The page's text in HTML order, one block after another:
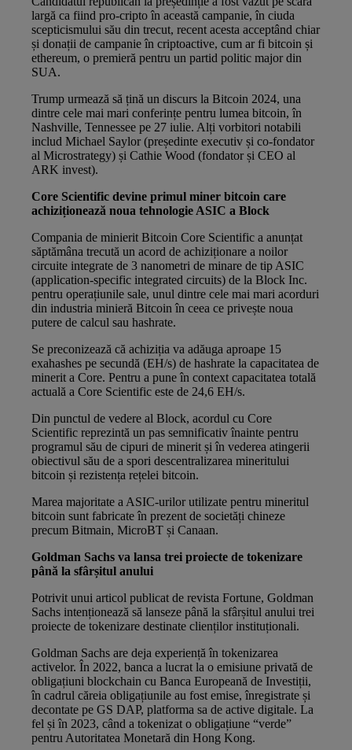
largă ca fiind pro-cripto în această campanie, în ciuda
scepticismului său din trecut, recent acesta acceptând chiar
și donații de campanie în criptoactive, cum ar fi bitcoin și
ethereum, o premieră pentru un partid politic major din
SUA.
Trump urmează să țină un discurs la Bitcoin 2024, una
dintre cele mai mari conferințe pentru lumea bitcoin, în
Nashville, Tennessee pe 27 iulie. Alți vorbitori notabili
includ Michael Saylor (președinte executiv și co-fondator
al Microstrategy) și Cathie Wood (fondator și CEO al
ARK invest).
Core Scientific devine primul miner bitcoin care
achiziționează noua tehnologie ASIC a Block
Compania de minierit Bitcoin Core Scientific a anunțat
săptămâna trecută un acord de achiziționare a noilor
circuite integrate de 3 nanometri de minare de tip ASIC
(application-specific integrated circuits) de la Block Inc.
pentru operațiunile sale, unul dintre cele mai mari acorduri
din industria minieră Bitcoin în ceea ce privește noua
putere de calcul sau hashrate.
Se preconizează că achiziția va adăuga aproape 15
exahashes pe secundă (EH/s) de hashrate la capacitatea de
minerit a Core. Pentru a pune în context capacitatea totală
actuală a Core Scientific este de 24,6 EH/s.
Din punctul de vedere al Block, acordul cu Core
Scientific reprezintă un pas semnificativ înainte pentru
programul său de cipuri de minerit și în vederea atingerii
obiectivul său de a spori descentralizarea mineritului
bitcoin și rezistența rețelei bitcoin.
Marea majoritate a ASIC-urilor utilizate pentru mineritul
bitcoin sunt fabricate în prezent de societăți chineze
precum Bitmain, MicroBT și Canaan.
Goldman Sachs va lansa trei proiecte de tokenizare
până la sfârșitul anului
Potrivit unui articol publicat de revista Fortune, Goldman
Sachs intenționează să lanseze până la sfârșitul anului trei
proiecte de tokenizare destinate clienților instituționali.
Goldman Sachs are deja experiență în tokenizarea
activelor. În 2022, banca a lucrat la o emisiune privată de
obligațiuni blockchain cu Banca Europeană de Investiții,
în cadrul căreia obligațiunile au fost emise, înregistrate și
decontate pe GS DAP, platforma sa de active digitale. La
fel și în 2023, când a tokenizat o obligațiune “verde”
pentru Autoritatea Monetară din Hong Kong.